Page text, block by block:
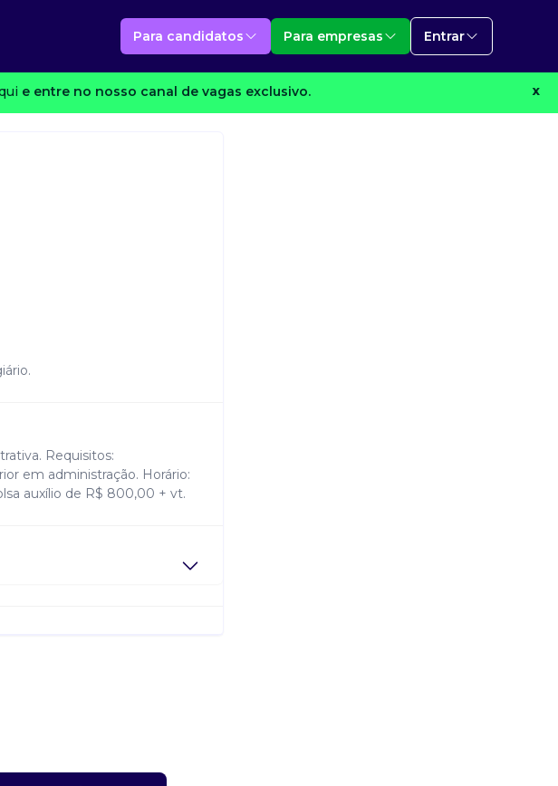
Para candidatos Para empresas Entrar
e entre no nosso canal de vagas exclusivo. X
Requisitos:
em administração. Horário:
auxílio de R$ 800,00 + vt.